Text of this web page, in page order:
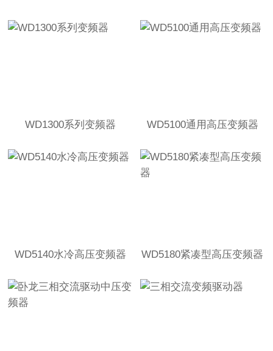
WD1300系列变频器 WD5100通用高压变频器
WD5140水冷高压变频器 WD5180紧凑型高压变频器